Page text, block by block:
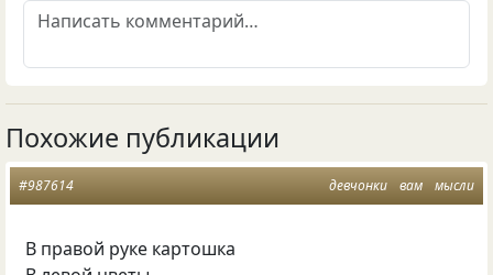
Похожие публикации
девчонки вам мысли
#987614
В правой руке картошка